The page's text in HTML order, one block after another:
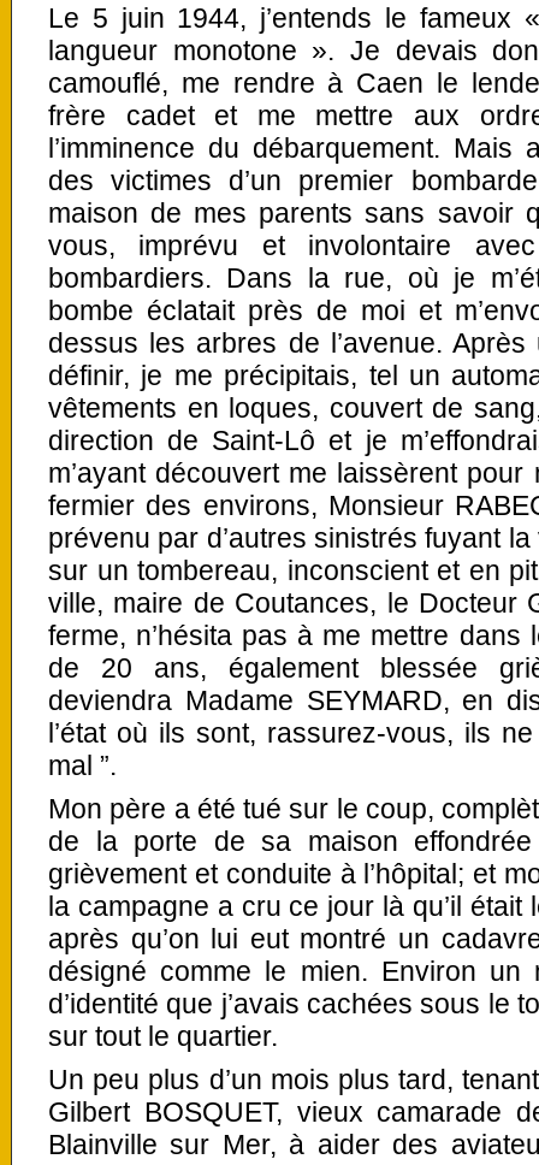
Le 5 juin 1944, j’entends le fameux
langueur monotone ». Je devais
camouflé, me rendre à Caen le
frère cadet et me mettre aux
l’imminence du débarquement.
des victimes d’un premier
maison de mes parents sans savoir
vous, imprévu et involontaire
bombardiers. Dans la rue, où je
bombe éclatait près de moi et
dessus les arbres de l’avenue.
définir, je me précipitais, tel un
vêtements en loques, couvert de
direction de Saint-Lô et je
m’ayant découvert me laissèrent
fermier des environs, Monsieur
prévenu par d’autres sinistrés fuyant
sur un tombereau, inconscient et en
ville, maire de Coutances, le Docteur
ferme, n’hésita pas à me mettre dans
de 20 ans, également blessée
deviendra Madame SEYMARD, en
l’état où ils sont, rassurez-vous, ils
mal ”.
Mon père a été tué sur le coup,
de la porte de sa maison
grièvement et conduite à l’hôpital; et
la campagne a cru ce jour là qu’il
après qu’on lui eut montré un
désigné comme le mien. Environ un
d’identité que j’avais cachées sous le
sur tout le quartier.
Un peu plus d’un mois plus tard,
Gilbert BOSQUET, vieux camarade
Blainville sur Mer, à aider des